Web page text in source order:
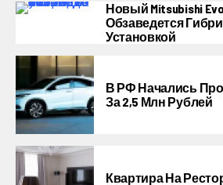
Новый Mitsubishi
Обзаведется
Установкой
В РФ Начались
За 2,5 Млн Рублей
Квартира На